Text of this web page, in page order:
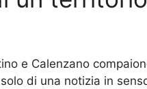
e Calenzano
di una notizia in